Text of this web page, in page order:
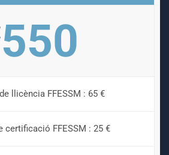
550
llicència FFESSM : 65 €
certificació FFESSM : 25 €